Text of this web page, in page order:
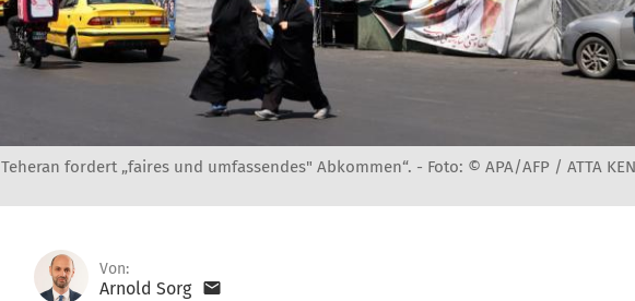
Teheran fordert „faires und umfassendes" Abkommen“. - Foto: © APA/AFP / ATTA
Von:
Arnold Sorg